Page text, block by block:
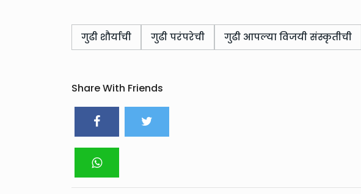
गुढी शौर्याची गुढी परंपरेची गुढी आपल्या विजयी संस्कृतीची
Share With Friends